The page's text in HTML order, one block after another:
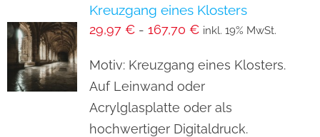
auf.
Optionen
können
auf
der
Kreuzgang eines Klosters
29,97 €- 167,70 € inkl. 19% MwSt.
Motiv: Kreuzgang eines Klosters.
Auf Leinwand oder
Acrylglasplatte oder als
hochwertiger Digitaldruck.